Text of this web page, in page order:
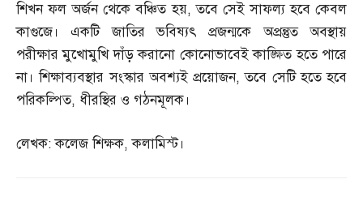
শিখন ফল অর্জন থেকে বঞ্চিত হয়,তবে সেই সাফল্য হবে কেবল
কাগুজে। একটি জাতির ভবিষ্যৎ প্রজন্মকে অপ্রন্তুত অবস্থায়
পরীক্ষার মুখোমুখি দাঁড় করানো কোনোভাবেই কাঙ্ক্ষিত হতে পারে
না। শিক্ষাব্যবস্থার সংস্কার অবশ্যই প্রয়োজন,তবে সেটি হতে হবে
পরিকল্পিত, ধীরস্থির ও গঠনমূলক।
লেখক:কলেজ শিক্ষক,কলামিস্ট।